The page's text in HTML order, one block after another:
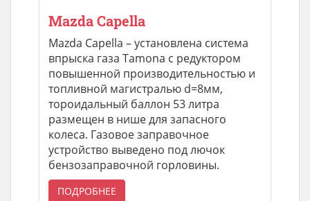
Mazda Capella
Mazda Capella – установлена система
впрыска газа Tamona c редуктором
повышенной производительностью и
топливной магистралью d=8мм,
тороидальный баллон 53 литра
размещен в нише для запасного
колеса. Газовое заправочное
устройство выведено под лючок
бензозаправочной горловины.
ПОДРОБНЕЕ